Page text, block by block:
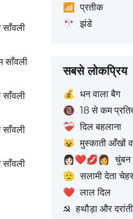
साँवली
साँवली
साँवली
साँवली
साँवली
📶
प्रतीक
🎌 झंडे
सबसे लोकप्रिय
💰 धन वाला बैग
🔞 18 से कम
❤️‍🩹 दिल बहलाना
😺 मुस्काती आँखों
👩🏻‍❤️‍💋‍👩 चुंबन -
🫡 सलामी देता
❤️ लाल दिल
☭ हथौड़ा और दरांती